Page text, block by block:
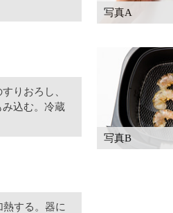
りおろし、
込む。冷蔵
する。器に
写真A
写真B